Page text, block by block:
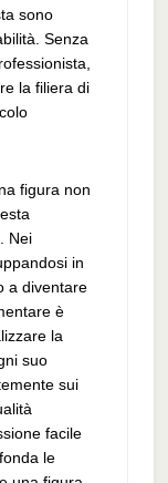
sono
Senza
la filiera di
figura non
Nei
in
a diventare
è
la
suo
sui
facile
le